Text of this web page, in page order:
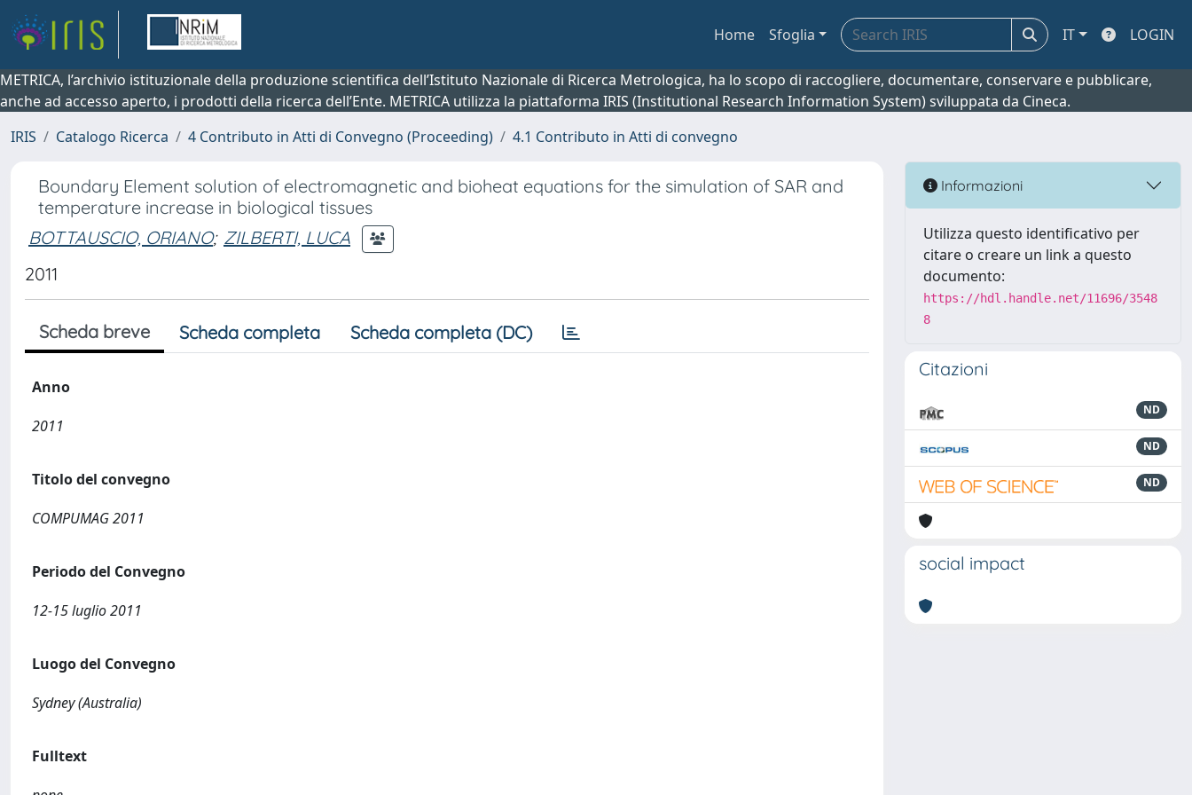
Home Sfoglia IT LOGIN
METRICA, l’archivio istituzionale della produzione scientifica dell’Istituto Nazionale di Ricerca Metrologica, ha lo scopo di raccogliere, documentare, conservare e pubblicare,
anche ad accesso aperto, i prodotti della ricerca dell’Ente. METRICA utilizza la piattaforma IRIS (Institutional Research Information System) sviluppata da Cineca.
IRIS
Catalogo Ricerca 4 Contributo in Atti di Convegno (Proceeding) 4.1 Contributo in Atti di convegno
Boundary Element solution of electromagnetic and bioheat equations for the simulation of SAR and
temperature increase in biological tissues
BOTTAUSCIO, ORIANO; ZILBERTI, LUCA
2011
Scheda breve Scheda completa Scheda completa (DC)
Anno
2011
Titolo del convegno
COMPUMAG 2011
Periodo del Convegno
12-15 luglio 2011
Luogo del Convegno
Sydney (Australia)
Fulltext
Informazioni
Utilizza questo identificativo per
citare o creare un link a questo
documento:
https://hdl.handle.net/11696/3548
8
Citazioni
ND
ND
ND
social impact